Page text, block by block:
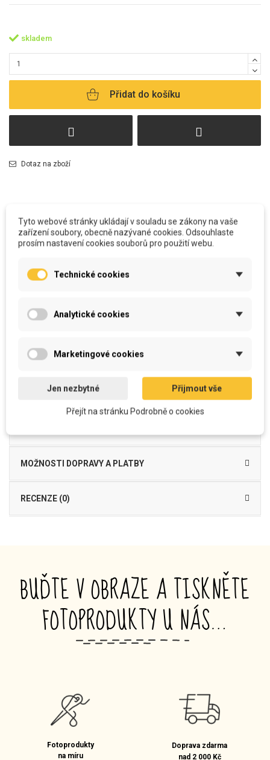
skladem
Přidat do košíku
Dotaz na zboží
POPIS
Všechny polštářkyvyrábíme u nás v šicí dílně. Od potisku, stříhání, šití
Vyroben z kvalitního a příjemného
Je možnéběžně prátpovlak i výplň bez ztráty kvality barevnosti
Povlak 100% PESse zipem na spodní straně
materiálu příjemného na dotek, který je vhodný dointeriérujakodekorační
k odpočinkupod hlavu...
MOŽNOSTI DOPRAVY A PLATBY
RECENZE (0)
BUĎTE V OBRAZE A TISKNĚTE
FOTOPRODUKTY U NÁS…
_
Fotoprodukty
na míru
Doprava zdarma
nad 2 000 Kč
Tyto webové stránky ukládají v souladu se zákony na vaše
zařízení soubory, obecně nazývané cookies. Odsouhlaste
prosím nastavení cookies souborů pro použití webu.
Technické cookies
Analytické cookies
Marketingové cookies
Jen nezbytné Přijmout vše
Přejít na stránku Podrobně o cookies